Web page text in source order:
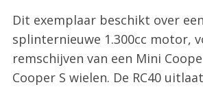
Dit exemplaar beschikt over een
splinternieuwe 1.300cc motor,
remschijven van een Mini
Cooper S wielen. De RC40